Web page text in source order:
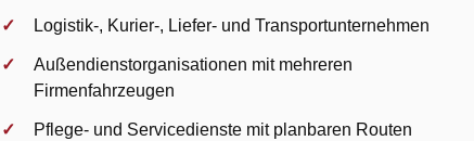
Logistik-, Kurier-, Liefer- und Transportunternehmen
Außendienstorganisationen mit mehreren
Firmenfahrzeugen
Pflege- und Servicedienste mit planbaren Routen